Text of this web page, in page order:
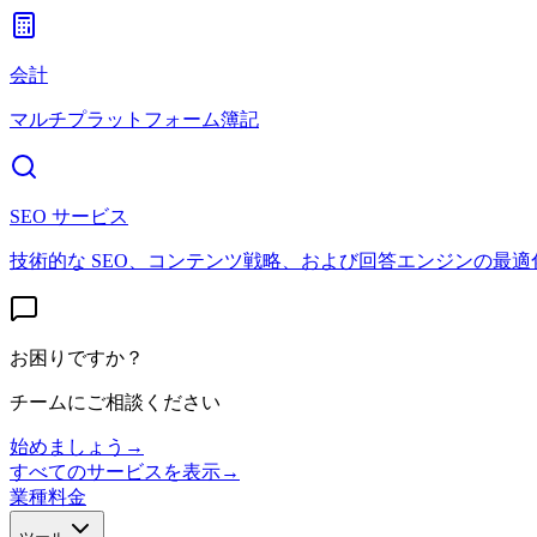
会計
マルチプラットフォーム簿記
SEO サービス
技術的な SEO、コンテンツ戦略、および回答エンジンの最適
お困りですか？
チームにご相談ください
始めましょう →
すべてのサービスを表示→
業種料金